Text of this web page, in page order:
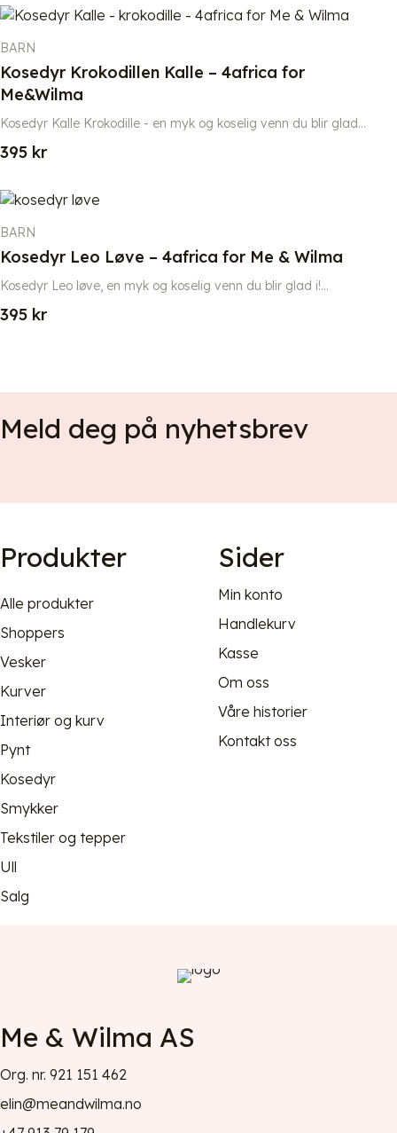
BARN
Kosedyr Krokodillen Kalle – 4africa for
Me&Wilma
Kosedyr Kalle Krokodille - en myk og koselig venn du blir glad...
395 kr
BARN
Kosedyr Leo Løve – 4africa for Me & Wilma
Kosedyr Leo løve, en myk og koselig venn du blir glad i!...
395 kr
Me & Wilma AS
Org. nr. 921 151 462
elin@meandwilma.no
Sider
Min konto
Handlekurv
Kasse
Om oss
Våre historier
Kontakt oss
Produkter
Alle produkter
Shoppers
Vesker
Kurver
Interiør og kurv
Pynt
Kosedyr
Smykker
Tekstiler og tepper
Ull
Salg
Meld deg på nyhetsbrev